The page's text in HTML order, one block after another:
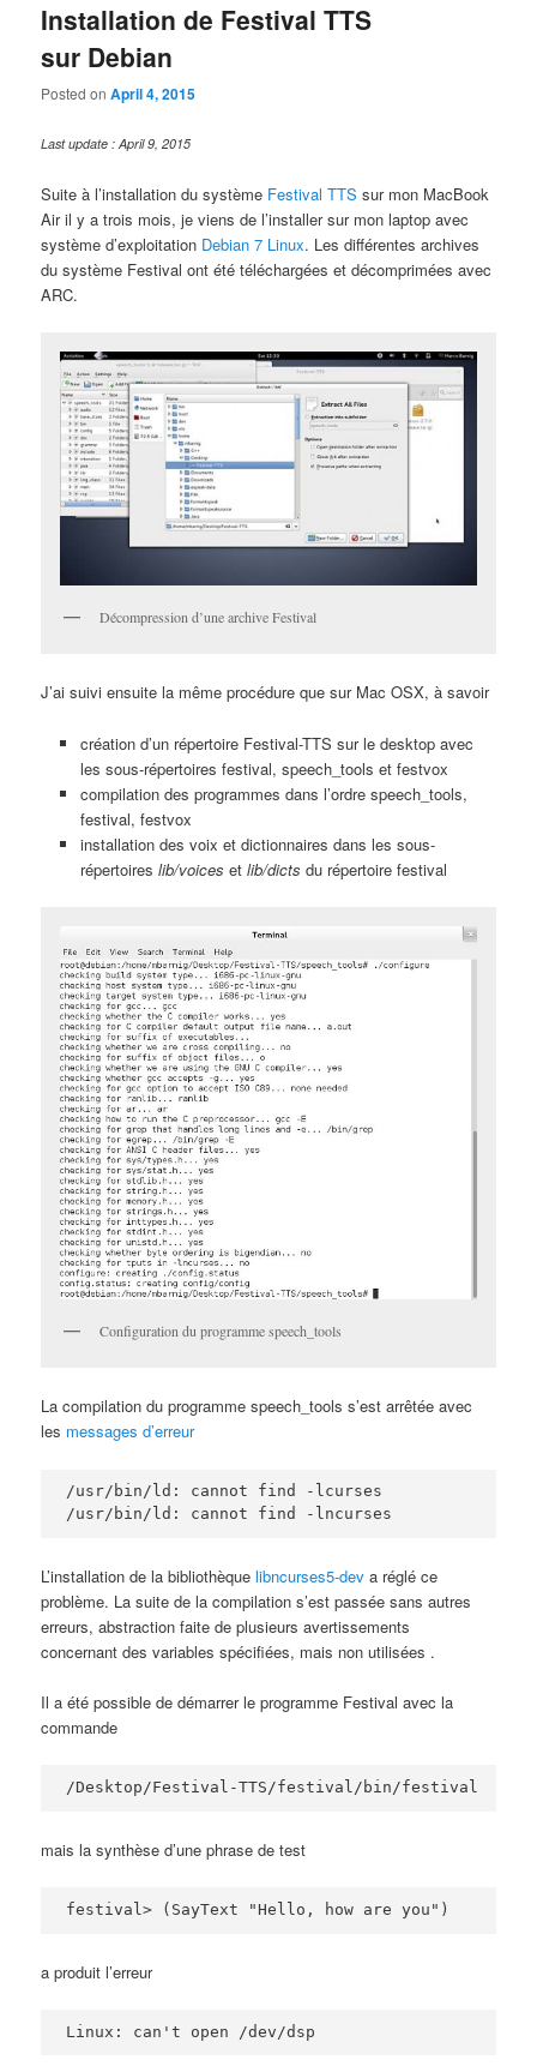
Installation de Festival TTS
sur Debian
Posted onApril 4, 2015
Last update : April 9, 2015
Suite à l’installation du système Festival TTS sur mon MacBook
Air il y a trois mois, je viens de l’installer sur mon laptop avec
système d’exploitation Debian 7 Linux. Les différentes archives
du système Festival ont été téléchargées et décomprimées avec
ARC.
Décompression d’une archive Festival
J’ai suivi ensuite la même procédure que sur Mac OSX, à savoir
création d’un répertoire Festival-TTS sur le desktop avec
les sous-répertoires festival, speech_tools et festvox
compilation des programmes dans l’ordre speech_tools,
festival, festvox
installation des voix et dictionnaires dans les sous-
répertoires lib/voices et lib/dicts du répertoire festival
Configuration du programme speech_tools
La compilation du programme speech_tools s’est arrêtée avec
les messages d’erreur
/usr/bin/ld: cannot find -lcurses
/usr/bin/ld: cannot find -lncurses
L’installation de la bibliothèquelibncurses5-dev a réglé ce
problème. La suite de la compilation s’est passée sans autres
erreurs, abstraction faite de plusieurs avertissements
concernant des variables spécifiées, mais non utilisées .
Il a été possible de démarrer le programme Festival avec la
commande
/Desktop/Festival-TTS/festival/bin/festival
mais la synthèse d’une phrase de test
festival> (SayText "Hello, how are you")
a produit l’erreur
Linux: can't open /dev/dsp